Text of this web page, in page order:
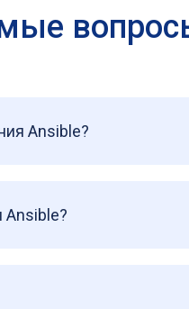
Ansible?
Ansible?